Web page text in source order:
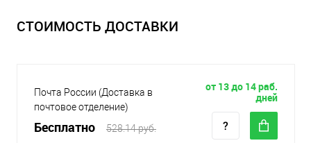
СТОИМОСТЬ ДОСТАВКИ
Почта России (Доставка в
почтовое отделение)
Бесплатно 528.14 руб.
от 13 до 14 раб.
дней